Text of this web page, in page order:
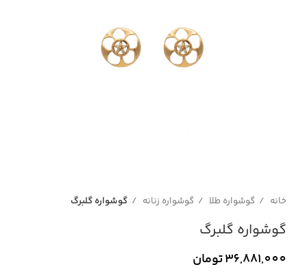
خانه گوشواره طلا گوشواره زنانه گوشواره گلبرگ
گوشواره گلبرگ
36,881,000تومان